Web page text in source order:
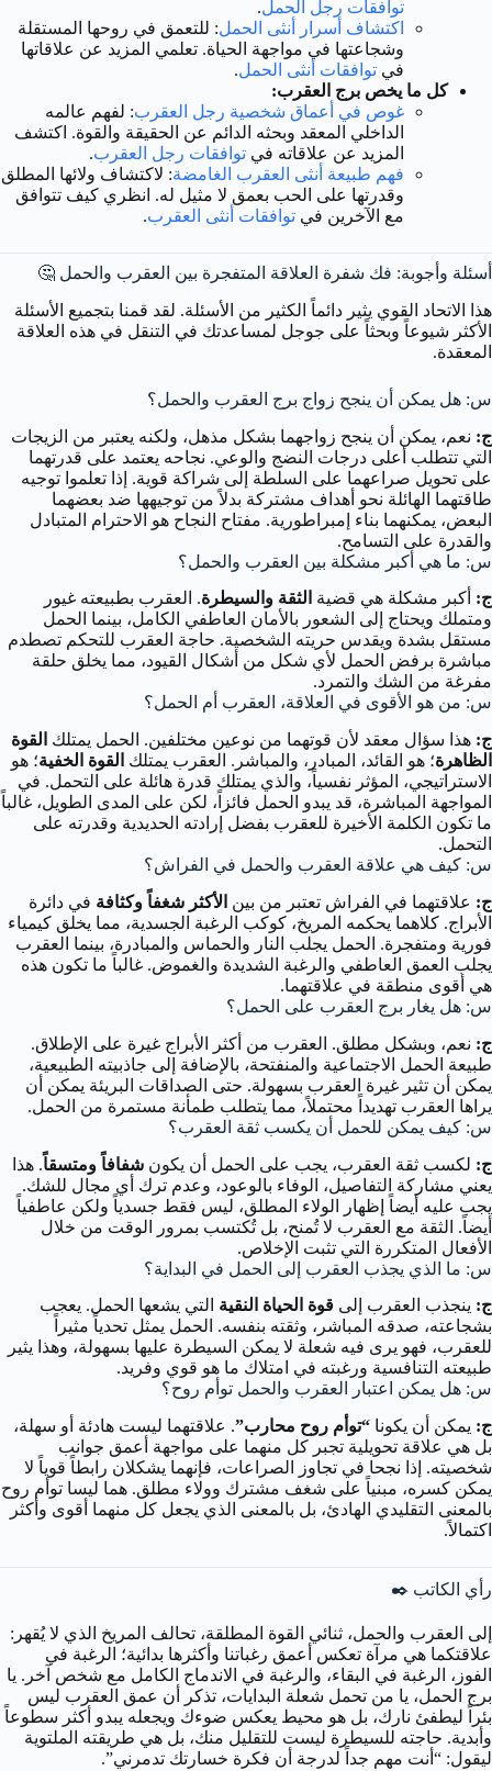
توافقات رجل الحمل.
اكتشاف أسرار أنثى الحمل: للتعمق في روحها المستقلة
وشجاعتها في مواجهة الحياة. تعلمي المزيد عن علاقاتها
في توافقات أنثى الحمل.
كل ما يخص برج العقرب:
غوص في أعماق شخصية رجل العقرب: لفهم عالمه
الداخلي المعقد وبحثه الدائم عن الحقيقة والقوة. اكتشف
المزيد عن علاقاته في توافقات رجل العقرب.
فهم طبيعة أنثى العقرب الغامضة: لاكتشاف ولائها المطلق
وقدرتها على الحب بعمق لا مثيل له. انظري كيف تتوافق
مع الآخرين في توافقات أنثى العقرب.
أسئلة وأجوبة: فك شفرة العلاقة المتفجرة بين العقرب والحمل 🤔
هذا الاتحاد القوي يثير دائماً الكثير من الأسئلة. لقد قمنا بتجميع الأسئلة
الأكثر شيوعاً وبحثاً على جوجل لمساعدتك في التنقل في هذه العلاقة
المعقدة.
س: هل يمكن أن ينجح زواج برج العقرب والحمل؟
ج: نعم، يمكن أن ينجح زواجهما بشكل مذهل، ولكنه يعتبر من الزيجات
التي تتطلب أعلى درجات النضج والوعي. نجاحه يعتمد على قدرتهما
على تحويل صراعهما على السلطة إلى شراكة قوية. إذا تعلموا توجيه
طاقتهما الهائلة نحو أهداف مشتركة بدلاً من توجيهها ضد بعضهما
البعض، يمكنهما بناء إمبراطورية. مفتاح النجاح هو الاحترام المتبادل
والقدرة على التسامح.
س: ما هي أكبر مشكلة بين العقرب والحمل؟
ج: أكبر مشكلة هي قضية الثقة والسيطرة. العقرب بطبيعته غيور
ومتملك ويحتاج إلى الشعور بالأمان العاطفي الكامل، بينما الحمل
مستقل بشدة ويقدس حريته الشخصية. حاجة العقرب للتحكم تصطدم
مباشرة برفض الحمل لأي شكل من أشكال القيود، مما يخلق حلقة
مفرغة من الشك والتمرد.
س: من هو الأقوى في العلاقة، العقرب أم الحمل؟
ج: هذا سؤال معقد لأن قوتهما من نوعين مختلفين. الحمل يمتلك القوة
الظاهرة؛ هو القائد، المبادر، والمباشر. العقرب يمتلك القوة الخفية؛ هو
الاستراتيجي، المؤثر نفسياً، والذي يمتلك قدرة هائلة على التحمل. في
المواجهة المباشرة، قد يبدو الحمل فائزاً، لكن على المدى الطويل، غالباً
ما تكون الكلمة الأخيرة للعقرب بفضل إرادته الحديدية وقدرته على
التحمل.
س: كيف هي علاقة العقرب والحمل في الفراش؟
ج: علاقتهما في الفراش تعتبر من بين الأكثر شغفاً وكثافة في دائرة
الأبراج. كلاهما يحكمه المريخ، كوكب الرغبة الجسدية، مما يخلق كيمياء
فورية ومتفجرة. الحمل يجلب النار والحماس والمبادرة، بينما العقرب
يجلب العمق العاطفي والرغبة الشديدة والغموض. غالباً ما تكون هذه
هي أقوى منطقة في علاقتهما.
س: هل يغار برج العقرب على الحمل؟
ج: نعم، وبشكل مطلق. العقرب من أكثر الأبراج غيرة على الإطلاق.
طبيعة الحمل الاجتماعية والمنفتحة، بالإضافة إلى جاذبيته الطبيعية،
يمكن أن تثير غيرة العقرب بسهولة. حتى الصداقات البريئة يمكن أن
يراها العقرب تهديداً محتملاً، مما يتطلب طمأنة مستمرة من الحمل.
س: كيف يمكن للحمل أن يكسب ثقة العقرب؟
ج: لكسب ثقة العقرب، يجب على الحمل أن يكون شفافاً ومتسقاً. هذا
يعني مشاركة التفاصيل، الوفاء بالوعود، وعدم ترك أي مجال للشك.
يجب عليه أيضاً إظهار الولاء المطلق، ليس فقط جسدياً ولكن عاطفياً
أيضاً. الثقة مع العقرب لا تُمنح، بل تُكتسب بمرور الوقت من خلال
الأفعال المتكررة التي تثبت الإخلاص.
س: ما الذي يجذب العقرب إلى الحمل في البداية؟
ج: ينجذب العقرب إلى قوة الحياة النقية التي يشعها الحمل. يعجب
بشجاعته، صدقه المباشر، وثقته بنفسه. الحمل يمثل تحدياً مثيراً
للعقرب، فهو يرى فيه شعلة لا يمكن السيطرة عليها بسهولة، وهذا يثير
طبيعته التنافسية ورغبته في امتلاك ما هو قوي وفريد.
س: هل يمكن اعتبار العقرب والحمل توأم روح؟
ج: يمكن أن يكونا “توأم روح محارب”. علاقتهما ليست هادئة أو سهلة،
بل هي علاقة تحويلية تجبر كل منهما على مواجهة أعمق جوانب
شخصيته. إذا نجحا في تجاوز الصراعات، فإنهما يشكلان رابطاً قوياً لا
يمكن كسره، مبنياً على شغف مشترك وولاء مطلق. هما ليسا توأم روح
بالمعنى التقليدي الهادئ، بل بالمعنى الذي يجعل كل منهما أقوى وأكثر
اكتمالاً.
رأي الكاتب ✒️
إلى العقرب والحمل، ثنائي القوة المطلقة، تحالف المريخ الذي لا يُقهر:
علاقتكما هي مرآة تعكس أعمق رغباتنا وأكثرها بدائية؛ الرغبة في
الفوز، الرغبة في البقاء، والرغبة في الاندماج الكامل مع شخص آخر. يا
برج الحمل، يا من تحمل شعلة البدايات، تذكر أن عمق العقرب ليس
بئراً ليطفئ نارك، بل هو محيط يعكس ضوءك ويجعله يبدو أكثر سطوعاً
وأبدية. حاجته للسيطرة ليست للتقليل منك، بل هي طريقته الملتوية
ليقول: “أنت مهم جداً لدرجة أن فكرة خسارتك تدمرني”.